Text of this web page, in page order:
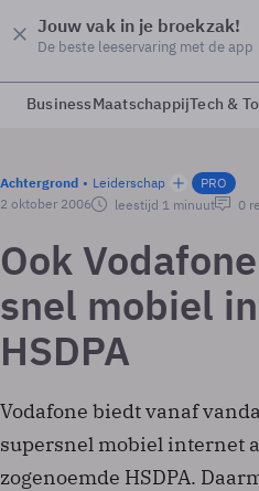
Jouw vak in je broekzak!
De beste leeservaring met de app
BusinessMaatschappijTech &
Achtergrond Leiderschap
PRO
2 oktober 2006
leestijd 1 minuut 0
Ook
snel mobiel
HSDPA
Vodafone biedt vanaf
supersnel mobiel internet
zogenoemde HSDPA.